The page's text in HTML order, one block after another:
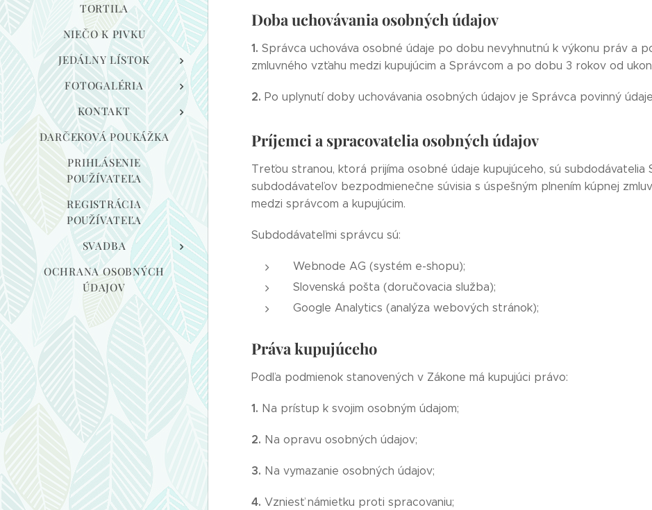
TORTILA
NIEČO K PIVKU
JEDÁLNY LÍSTOK
FOTOGALÉRIA
KONTAKT
DARČEKOVÁ POUKÁŽKA
PRIHLÁSENIE
POUŽÍVATEĽA
REGISTRÁCIA
POUŽÍVATEĽA
SVADBA
OCHRANA OSOBNÝCH
ÚDAJOV
Doba uchovávania osobných údajov
1. Správca uchováva osobné údaje po dobu nevyhnutnú k výkonu práv a
zmluvného vzťahu medzi kupujúcim a Správcom a po dobu 3 rokov od
2. Po uplynutí doby uchovávania osobných údajov je Správca povinný
Príjemci a spracovatelia osobných údajov
Treťou stranou, ktorá prijíma osobné údaje kupujúceho, sú subdodávatelia
subdodávateľov bezpodmienečne súvisia s úspešným plnením kúpnej
medzi správcom a kupujúcim.
Subdodávateľmi správcu sú:
Webnode AG (systém e-shopu);
Slovenská pošta (doručovacia služba);
Google Analytics (analýza webových stránok);
Práva kupujúceho
Podľa podmienok stanovených v Zákone má kupujúci právo:
1. Na prístup k svojim osobným údajom;
2. Na opravu osobných údajov;
3. Na vymazanie osobných údajov;
4. Vzniesť námietku proti spracovaniu;